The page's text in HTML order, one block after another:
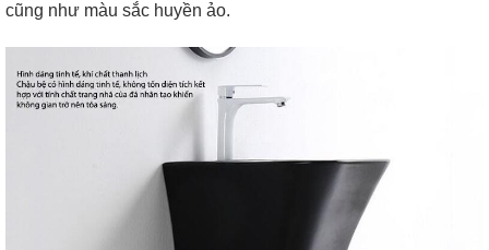
cũng như màu sắc huyền ảo.